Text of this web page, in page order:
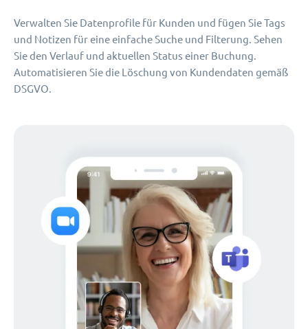
Verwalten Sie Datenprofile für Kunden und fügen Sie Tags
und Notizen für eine einfache Suche und Filterung. Sehen
Sie den Verlauf und aktuellen Status einer Buchung.
Automatisieren Sie die Löschung von Kundendaten gemäß
DSGVO.